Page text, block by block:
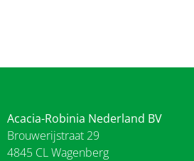
Acacia-Robinia Nederland BV
Brouwerijstraat 29
4845 CL Wagenberg